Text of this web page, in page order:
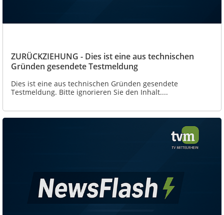
ZURÜCKZIEHUNG - Dies ist eine aus technischen
Gründen gesendete Testmeldung
Dies ist eine aus technischen Gründen gesendete
Testmeldung. Bitte ignorieren Sie den Inhalt....